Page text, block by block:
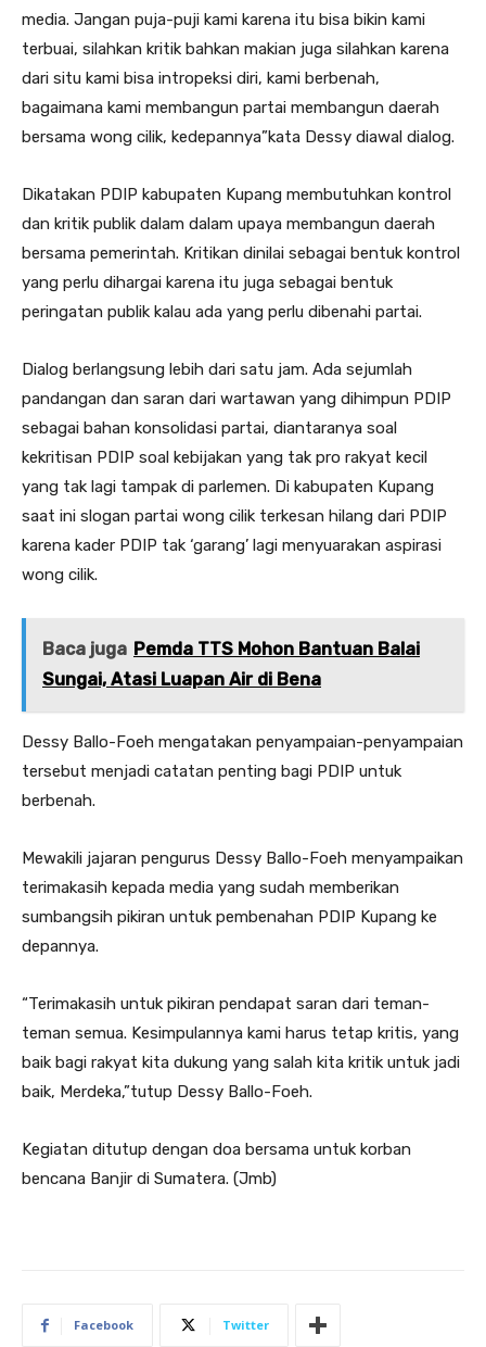
media. Jangan puja-puji kami karena itu bisa bikin kami
terbuai, silahkan kritik bahkan makian juga silahkan karena
dari situ kami bisa intropeksi diri, kami berbenah,
bagaimana kami membangun partai membangun daerah
bersama wong cilik, kedepannya”kata Dessy diawal dialog.
Dikatakan PDIP kabupaten Kupang membutuhkan kontrol
dan kritik publik dalam dalam upaya membangun daerah
bersama pemerintah. Kritikan dinilai sebagai bentuk kontrol
yang perlu dihargai karena itu juga sebagai bentuk
peringatan publik kalau ada yang perlu dibenahi partai.
Dialog berlangsung lebih dari satu jam. Ada sejumlah
pandangan dan saran dari wartawan yang dihimpun PDIP
sebagai bahan konsolidasi partai, diantaranya soal
kekritisan PDIP soal kebijakan yang tak pro rakyat kecil
yang tak lagi tampak di parlemen. Di kabupaten Kupang
saat ini slogan partai wong cilik terkesan hilang dari PDIP
karena kader PDIP tak ‘garang’ lagi menyuarakan aspirasi
wong cilik.
Baca juga Pemda TTS Mohon Bantuan Balai
Sungai, Atasi Luapan Air di Bena
Dessy Ballo-Foeh mengatakan penyampaian-penyampaian
tersebut menjadi catatan penting bagi PDIP untuk
berbenah.
Mewakili jajaran pengurus Dessy Ballo-Foeh menyampaikan
terimakasih kepada media yang sudah memberikan
sumbangsih pikiran untuk pembenahan PDIP Kupang ke
depannya.
“Terimakasih untuk pikiran pendapat saran dari teman-
teman semua. Kesimpulannya kami harus tetap kritis, yang
baik bagi rakyat kita dukung yang salah kita kritik untuk jadi
baik, Merdeka,”tutup Dessy Ballo-Foeh.
Kegiatan ditutup dengan doa bersama untuk korban
bencana Banjir di Sumatera. (Jmb)
Facebook Twitter